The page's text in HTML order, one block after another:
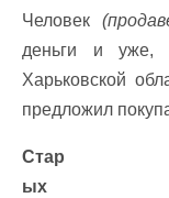
Человек
деньги и уже,
Харьковской
предложил
Стар
ых